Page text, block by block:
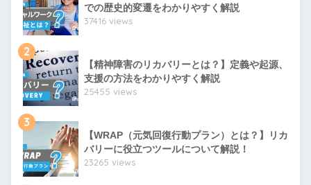
での歴史的変遷をわかりやすく解説
37416 views
2
【精神障害のリカバリーとは？】定義や起源、
支援の方法をわかりやすく解説
25455 views
3
【WRAP（元気回復行動プラン）とは？】リカ
バリーに役立つツールについて解説！
23265 views